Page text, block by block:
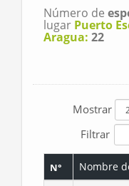
Número de
lugar Puerto
Aragua: 22
Mostrar
Filtrar
N° Nombre